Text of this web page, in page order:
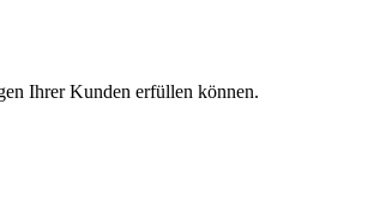
Ihrer Kunden erfüllen können.